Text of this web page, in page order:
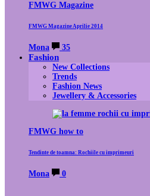
FMWG Magazine
FMWG Magazine Aprilie 2014
Mona 35
Fashion
New Collections
Trends
Fashion News
Jewellery & Accessories
FMWG how to
Tendinte de toamna: Rochiile cu imprimeuri
Mona 0